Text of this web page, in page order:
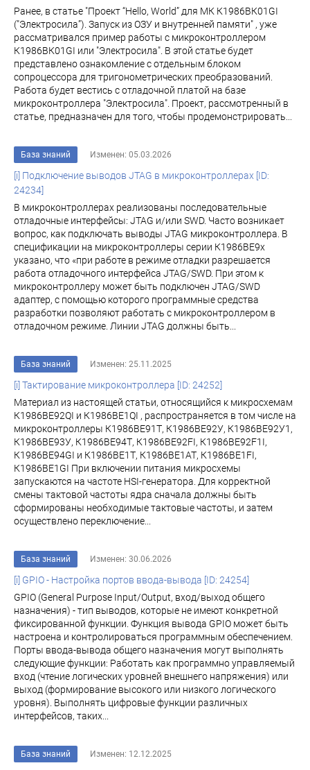
Ранее, в статье "Проект “Hello, World” для МК К1986ВК01GI
("Электросила”). Запуск из ОЗУ и внутренней памяти" , уже
рассматривалcя пример работы с микроконтроллером
К1986ВК01GI или "Электросила". В этой статье будет
представлено ознакомление с отдельным блоком
сопроцессора для тригонометрических преобразований.
Работа будет вестись с отладочной платой на базе
микроконтроллера "Электросила". Проект, рассмотренный в
статье, предназначен для того, чтобы продемонстрировать...
База знаний Изменен: 05.03.2026
[i] Подключение выводов JTAG в микроконтроллерах [ID:
24234]
В микроконтроллерах реализованы последовательные
отладочные интерфейсы: JTAG и/или SWD. Часто возникает
вопрос, как подключать выводы JTAG микроконтроллера. В
спецификации на микроконтроллеры серии К1986ВЕ9х
указано, что «при работе в режиме отладки разрешается
работа отладочного интерфейса JTAG/SWD. При этом к
микроконтроллеру может быть подключен JTAG/SWD
адаптер, с помощью которого программные средства
разработки позволяют работать с микроконтроллером в
отладочном режиме. Линии JTAG должны быть...
База знаний Изменен: 25.11.2025
[i] Тактирование микроконтроллера [ID: 24252]
Материал из настоящей статьи, относящийся к микросхемам
К1986ВЕ92QI и К1986ВЕ1QI , распространяется в том числе на
микроконтроллеры К1986ВЕ91Т, К1986ВЕ92У, К1986ВЕ92У1,
К1986ВЕ93У, К1986ВЕ94Т, К1986ВЕ92FI, К1986ВЕ92F1I,
К1986ВЕ94GI и К1986ВЕ1Т, К1986ВЕ1АТ, К1986ВЕ1FI,
К1986ВЕ1GI При включении питания микросхемы
запускаются на частоте HSI-генератора. Для корректной
смены тактовой частоты ядра сначала должны быть
сформированы необходимые тактовые частоты, и затем
осуществлено переключение...
База знаний Изменен: 30.06.2026
[i] GPIO - Настройка портов ввода-вывода [ID: 24254]
GPIO (General Purpose Input/Output, вход/выход общего
назначения) - тип выводов, которые не имеют конкретной
фиксированной функции. Функция вывода GPIO может быть
настроена и контролироваться программным обеспечением.
Порты ввода-вывода общего назначения могут выполнять
следующие функции: Работать как программно управляемый
вход (чтение логических уровней внешнего напряжения) или
выход (формирование высокого или низкого логического
уровня). Выполнять цифровые функции различных
интерфейсов, таких...
База знаний Изменен: 12.12.2025